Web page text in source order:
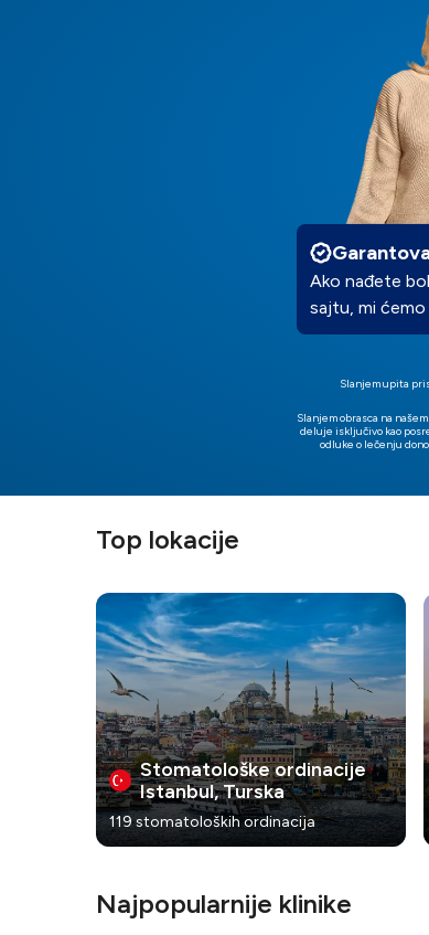
Ako nađete
sajtu, mi ćemo
Slanjem upita
Slanjem obrasca na
deluje isključivo kao
odluke o lečenju
Top lokacije
Stomatološke ordinacije
Istanbul, Turska
119 stomatoloških ordinacija
Najpopularnije klinike